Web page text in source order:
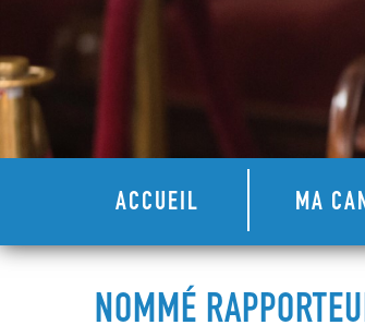
ACCUEIL MA
NOMMÉ